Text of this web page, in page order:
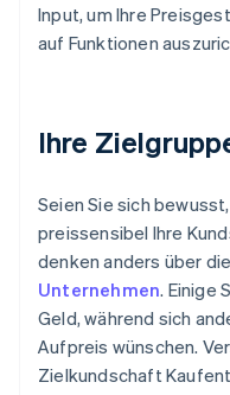
Input, um Ihre
auf Funktionen
Ihre
Seien Sie sich
preissensibel Ihre
denken anders über
Unternehmen. Einige
Geld, während sich
Aufpreis wünschen.
Zielkundschaft